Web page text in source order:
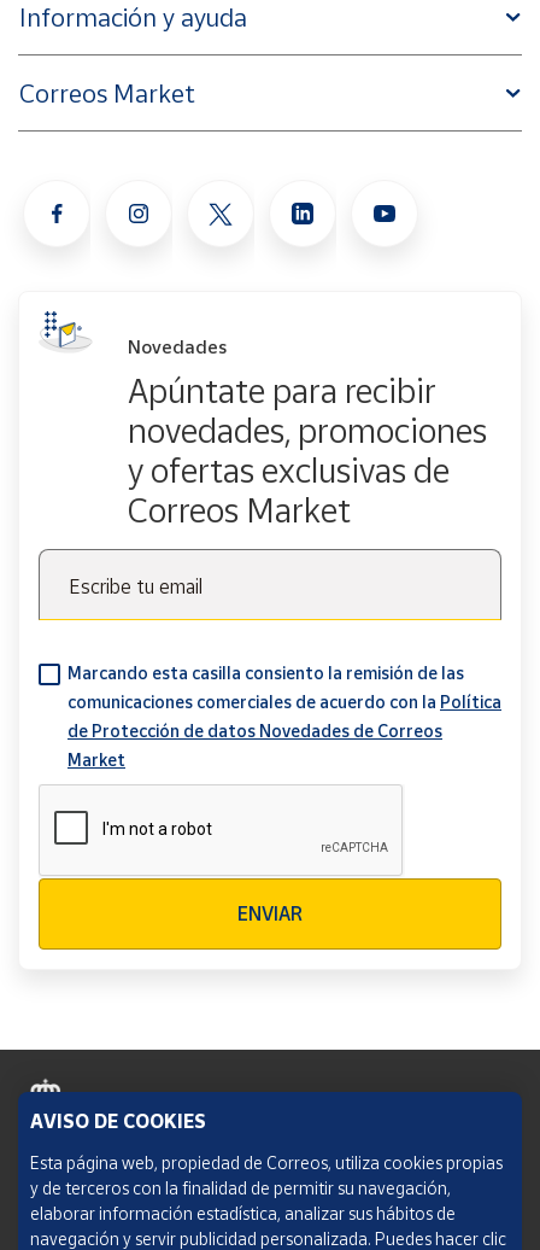
Información y ayuda
Correos Market
Novedades
Apúntate para recibir
novedades, promociones
y ofertas exclusivas de
Correos Market
Escribe tu email
Marcando esta casilla consiento la remisión de las
comunicaciones comerciales de acuerdo con la Política
de Protección de datos Novedades de Correos
Market
ENVIAR
Política de cookies
Aviso legal
AVISO DE COOKIES
Esta página web, propiedad de Correos, utiliza cookies propias
y de terceros con la finalidad de permitir su navegación,
elaborar información estadística, analizar sus hábitos de
navegación y servir publicidad personalizada. Puedes hacer clic